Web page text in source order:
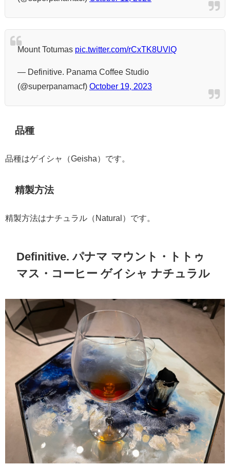
Mount Totumas pic.twitter.com/rCxTK8UVlQ
— Definitive. Panama Coffee Studio
(@superpanamacf) October 19, 2023
品種
品種はゲイシャ（Geisha）です。
精製方法
精製方法はナチュラル（Natural）です。
Definitive. パナマ マウント・トトゥ
マス・コーヒー ゲイシャ ナチュラル